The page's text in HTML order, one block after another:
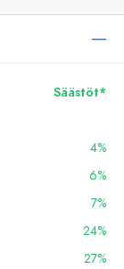
Säästöt*
4%
6%
7%
24%
27%